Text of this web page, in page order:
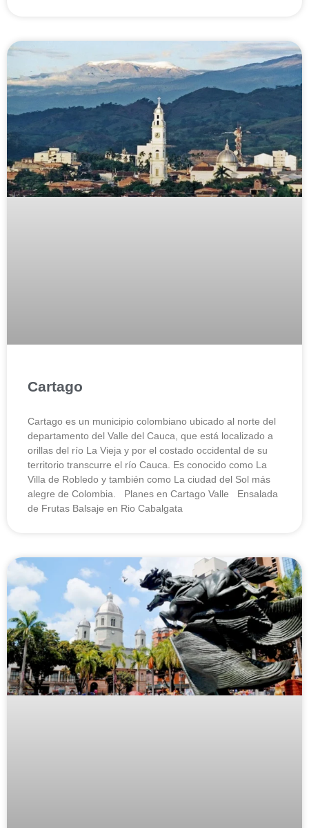
Cartago
Cartago es un municipio colombiano ubicado al norte del
departamento del Valle del Cauca, que está localizado a
orillas del río La Vieja y por el costado occidental de su
territorio transcurre el río Cauca. Es conocido como La
Villa de Robledo y también como La ciudad del Sol más
alegre de Colombia. Planes en Cartago Valle Ensalada
de Frutas Balsaje en Rio Cabalgata